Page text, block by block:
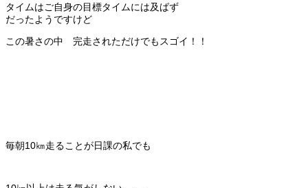
タイムはご自身の目標タイムには及ばず
だったようですけど
この暑さの中 完走されただけでもスゴイ！！
毎朝10㎞走ることが日課の私でも